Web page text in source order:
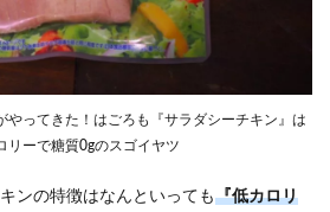
やってきた！はごろも『サラダシーチキン』は
リーで糖質0gのスゴイヤツ
ンの特徴はなんといっても『低カロリ